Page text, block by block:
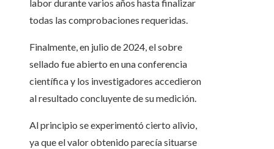
labor durante varios años hasta finalizar
todas las comprobaciones requeridas.
Finalmente, en julio de 2024, el sobre
sellado fue abierto en una conferencia
científica y los investigadores accedieron
al resultado concluyente de su medición.
Al principio se experimentó cierto alivio,
ya que el valor obtenido parecía situarse